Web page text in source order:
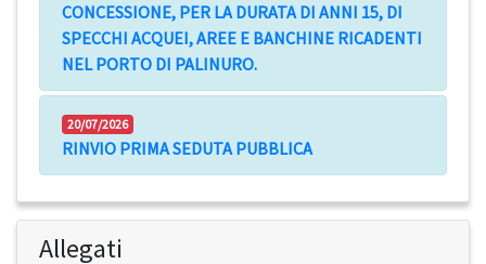
CONCESSIONE, PER LA DURATA DI ANNI 15, DI
SPECCHI ACQUEI, AREE E BANCHINE RICADENTI
NEL PORTO DI PALINURO.
20/07/2026
RINVIO PRIMA SEDUTA PUBBLICA
Allegati